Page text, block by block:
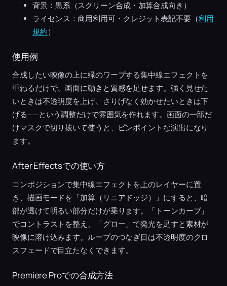
背景：黒系（スクリーン合成・加算合成向き）
ライセンス：商用利用可・クレジット表記不要（利用
規約）
使用例
合成したい映像の上に緑のワープする集中線エフェクトを
重ねるだけで、画面に動きと質感を足せます。強く見せた
いときは不透明度を上げ、さりげなく効かせたいときは下
げる——という調整だけで雰囲気を作れます。画面の一部だ
けマスクで切り抜いて使うと、ピンポイントな演出になり
ます。
After Effectsでの使い方
コンポジションで集中線エフェクトを上のレイヤーに置
き、描画モードを「加算（リニアドッジ）」にすると、暗
部が透けて明るい部分だけが乗ります。「トーンカーブ」
でコントラストを整え、「グロー」で発光を足すと素材が
映像に溶け込みます。ループのつなぎ目は不透明度のクロ
スフェードで目立たなくできます。
Premiere Proでの合成方法